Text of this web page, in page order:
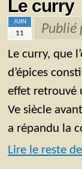
Le curry
JUIN
11 Publié
Le curry, que
d’épices
effet retrouvé
Ve siècle
a répandu la
Lire le reste